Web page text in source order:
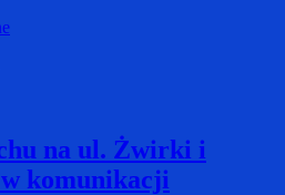
na ul. Żwirki i
komunikacji